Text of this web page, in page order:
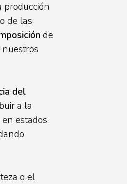
producción
de las
de
del
a la
estados
o el